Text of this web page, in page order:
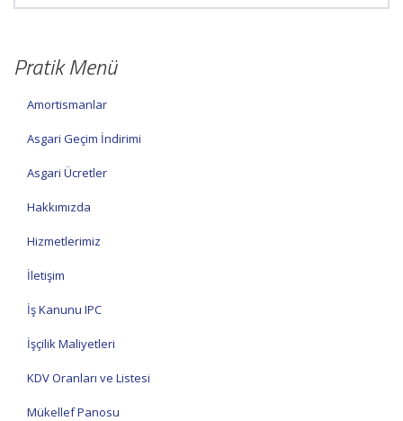
Pratik Menü
Amortismanlar
Asgari Geçim İndirimi
Asgari Ücretler
Hakkımızda
Hizmetlerimiz
İletişim
İş Kanunu IPC
İşçilik Maliyetleri
KDV Oranları ve Listesi
Mükellef Panosu